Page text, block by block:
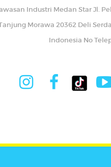
Industri Medan Star Jl.
Morawa 20362 Deli
Indonesia No